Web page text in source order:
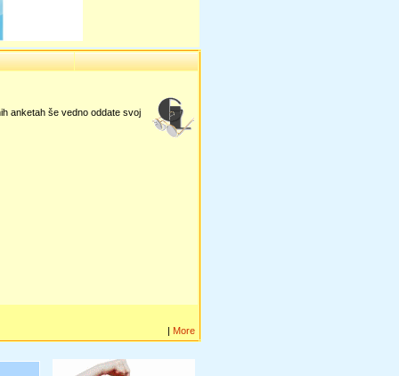
anketah še vedno oddate svoj
| More